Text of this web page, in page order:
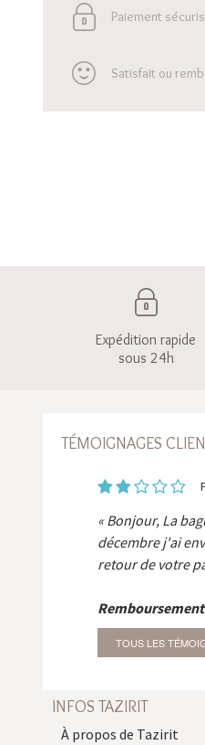
Paiement
Satisfait ou
Expédition rapide
sous 24h
TÉMOIGNAGES
Bonjour, La
décembre j'ai
retour de votre
TOUS LES
INFOS TAZIRIT
À propos de Tazirit